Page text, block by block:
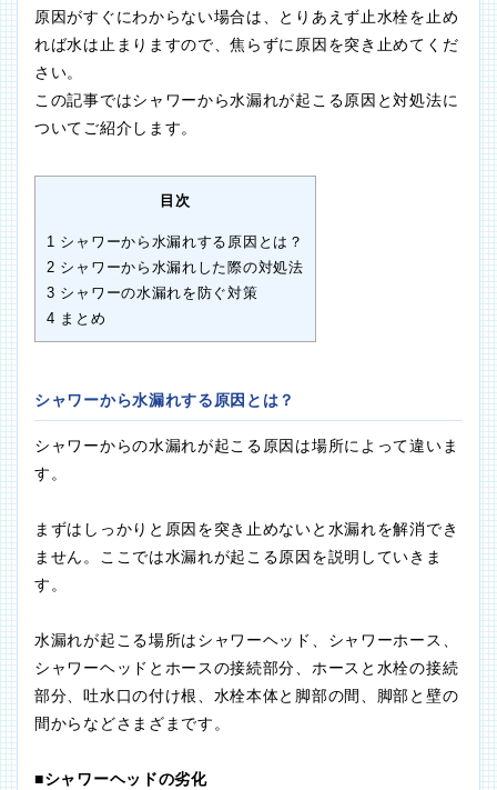
原因がすぐにわからない場合は、とりあえず止水栓を止め
れば水は止まりますので、焦らずに原因を突き止めてくだ
さい。
この記事ではシャワーから水漏れが起こる原因と対処法に
ついてご紹介します。
目次
1 シャワーから水漏れする原因とは？
2 シャワーから水漏れした際の対処法
3 シャワーの水漏れを防ぐ対策
4 まとめ
シャワーから水漏れする原因とは？
シャワーからの水漏れが起こる原因は場所によって違いま
す。
まずはしっかりと原因を突き止めないと水漏れを解消でき
ません。ここでは水漏れが起こる原因を説明していきま
す。
水漏れが起こる場所はシャワーヘッド、シャワーホース、
シャワーヘッドとホースの接続部分、ホースと水栓の接続
部分、吐水口の付け根、水栓本体と脚部の間、脚部と壁の
間からなどさまざまです。
■シャワーヘッドの劣化